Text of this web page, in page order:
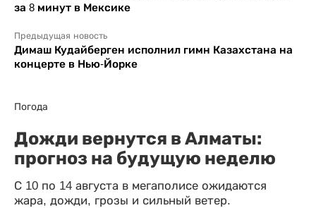
за 8 минут в Мексике
Предыдущая новость
Димаш Кудайберген исполнил гимн Казахстана на
концерте в Нью-Йорке
Погода
Дожди вернутся в Алматы:
прогноз на будущую неделю
С 10 по 14 августа в мегаполисе ожидаются
жара, дожди, грозы и сильный ветер.